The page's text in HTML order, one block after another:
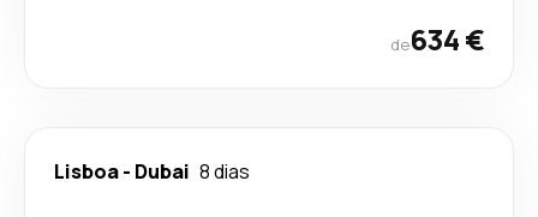
de634 €
Lisboa- Dubai 8 dias